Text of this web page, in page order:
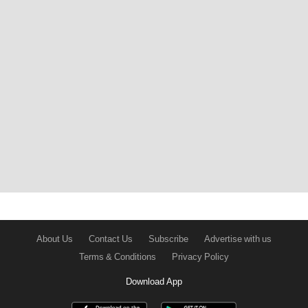
About Us Contact Us Subscribe
Advertise with us
Terms & Conditions
Privacy Policy
Download App